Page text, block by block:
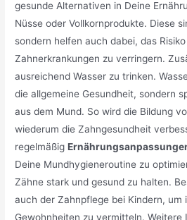
gesunde Alternativen in Deine
Nüsse oder Vollkornprodukte. Diese
sondern helfen auch dabei, das
Zahnerkrankungen zu verringern.
ausreichend Wasser zu trinken.
die allgemeine Gesundheit, sondern
aus dem Mund. So wird die Bildung
wiederum die Zahngesundheit
regelmäßig
Deine Mundhygieneroutine zu
Zähne stark und gesund zu halten.
auch der Zahnpflege bei Kindern, um
Gewohnheiten zu vermitteln.